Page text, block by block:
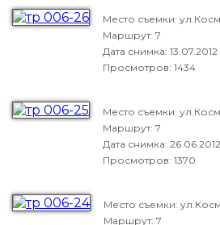
Место съемки:
Маршрут: 7
Дата снимка: 13.07.2012
Просмотров: 1434
Место съемки:
Маршрут: 7
Дата снимка: 26.06.2012
Просмотров: 1370
Место съемки:
Маршрут: 7